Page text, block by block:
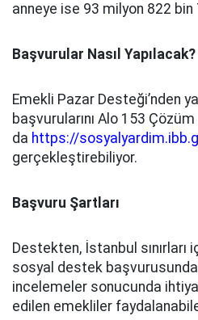
anneye ise 93 milyon 822
Başvurular Nasıl Yapılacak?
Emekli Pazar Desteği’nden
başvurularını Alo 153
da https://
gerçekleştirebiliyor.
Başvuru Şartları
Destekten, İstanbul
sosyal destek başvurusunda
incelemeler sonucunda
edilen emekliler